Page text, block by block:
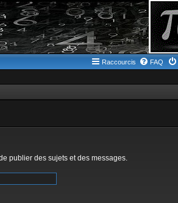
Raccourcis FAQ
publier des sujets et des messages.